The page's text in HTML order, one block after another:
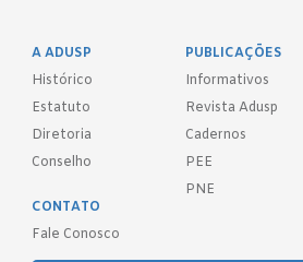
A ADUSP
Histórico
Estatuto
Diretoria
Conselho
PUBLICAÇÕES
Informativos
Revista Adusp
Cadernos
PEE
PNE
CONTATO
Fale Conosco